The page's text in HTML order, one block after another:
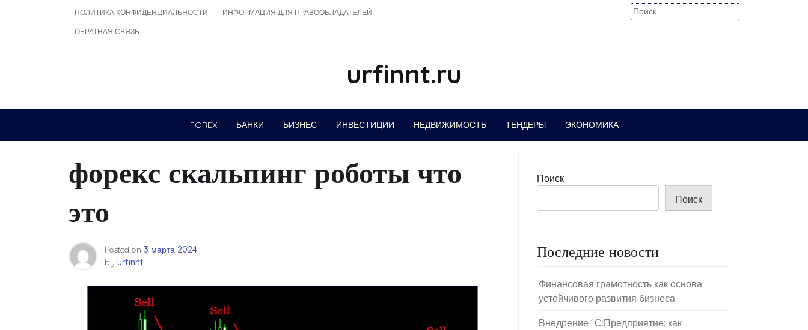
ПОЛИТИКА КОНФИДЕНЦИАЛЬНОСТИ ИНФОРМАЦИЯ ДЛЯ ПРАВООБЛАДАТЕЛЕЙ
ОБРАТНАЯ СВЯЗЬ
Найти:
urfinnt.ru
FOREX БАНКИ БИЗНЕС ИНВЕСТИЦИИ НЕДВИЖИМОСТЬ ТЕНДЕРЫ ЭКОНОМИКА
форекс скальпинг роботы что
это
Posted on 3 марта 2024
by urfinnt
Поиск
Поиск
Последние новости
Финансовая грамотность как основа
устойчивого развития бизнеса
Внедрение 1С:Предприятие: как